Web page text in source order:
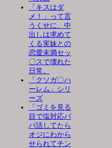
「キスはダ
メ！」って言
うくせに、中
出しは求めて
くる実妹との
恋愛未満セッ
〇スで壊れた
日常。
「クソガ〇ハ
ーレム」シリ
ーズ
「ゴミを見る
目で塩対応パ
パ活してたら
オジにわから
せられてチン